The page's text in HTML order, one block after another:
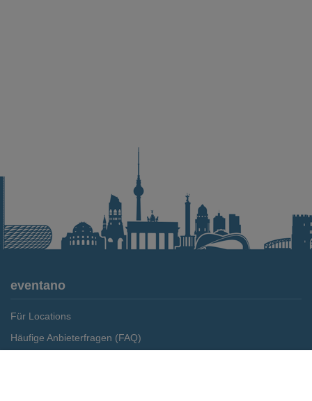
eventano
Für Locations
Häufige Anbieterfragen (FAQ)